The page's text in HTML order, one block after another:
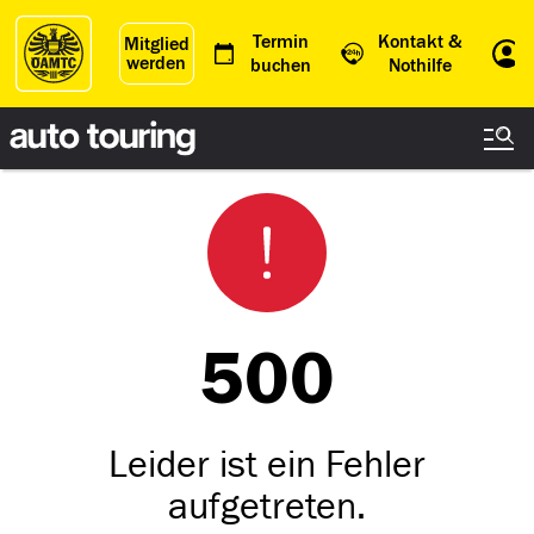
Mitglied
werden
Termin
buchen
Kontakt &
Nothilfe
500
Leider ist ein Fehler
aufgetreten.